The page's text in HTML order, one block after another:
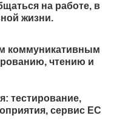
на работе, в
жизни.
коммуникативным
чтению и
тестирование,
сервис EC